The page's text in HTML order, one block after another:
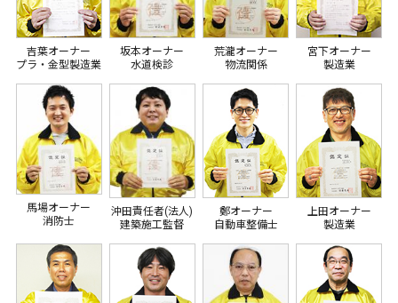
吉葉オーナー
プラ・金型製造業
坂本オーナー
水道検診
荒瀧オーナー
物流関係
宮下オーナー
製造業
馬場オーナー
消防士
沖田責任者(法人)
建築施工監督
鄭オーナー
自動車整備士
上田オーナー
製造業